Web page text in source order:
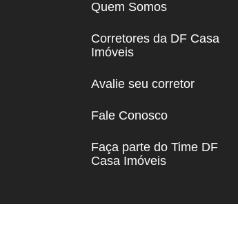
Quem Somos
Corretores da DF Casa
Imóveis
Avalie seu corretor
Fale Conosco
Faça parte do Time DF
Casa Imóveis